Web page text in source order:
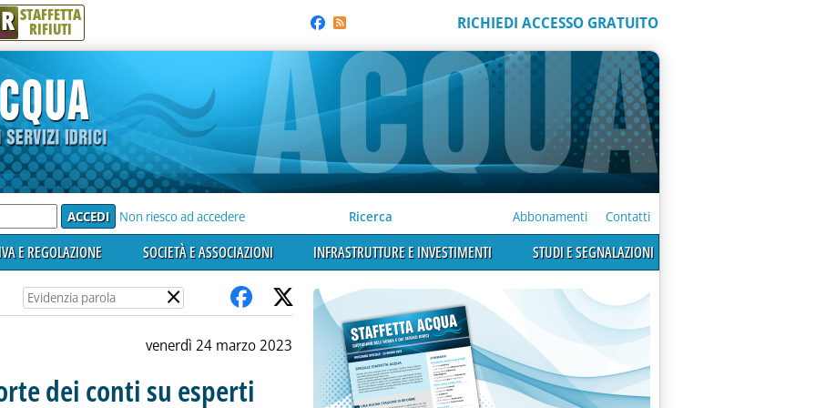
R STAFFETTA
RIFIUTI RICHIEDI ACCESSO GRATUITO
Non riesco ad accedere Ricerca Abbonamenti Contatti
E REGOLAZIONE SOCIETÀ E ASSOCIAZIONI INFRASTRUTTURE E INVESTIMENTI STUDI E SEGNALAZIONI
×
venerdì 24 marzo 2023
dei conti su esperti